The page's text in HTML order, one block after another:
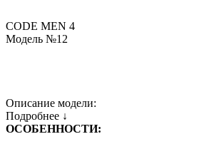
CODE MEN 4
Модель №12
Описание модели:
Подробнее ↓
ОСОБЕННОСТИ: